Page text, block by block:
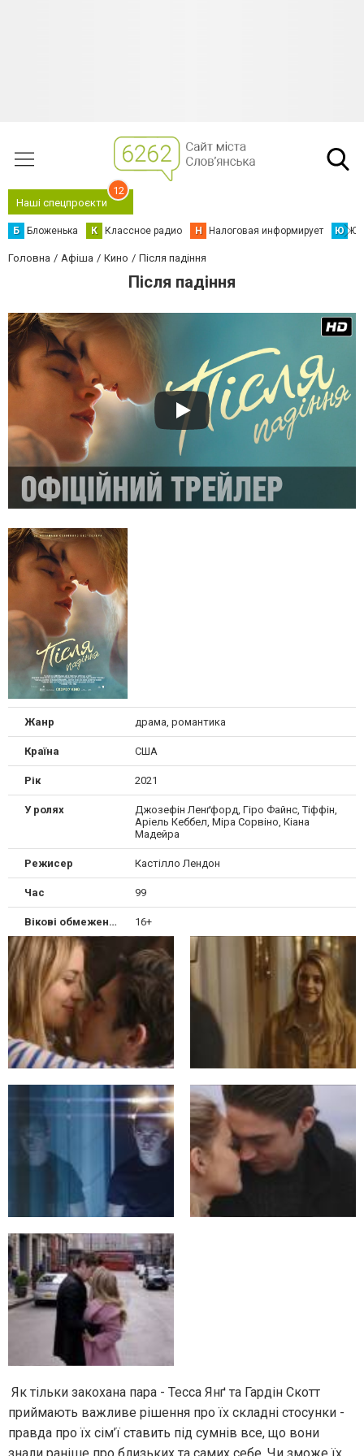
Наші спецпроєкти
12
Б Бложенька К Классное радио Н Налоговая информирует Ю
Головна Афіша Кино Після падіння
Після падіння
Жанр драма, романтика
Країна США
Рік 2021
У ролях
Джозефін Ленґфорд, Гіро Файнс, Тіффін,
Аріель Кеббел, Міра Сорвіно, Кіана
Мадейра
Режисер Кастілло Лендон
Час 99
Вікові обмеження 16+
Як тільки закохана пара - Тесса Янґ та Гардін Скотт
приймають важливе рішення про їх складні стосунки -
правда про їх сім’ї ставить під сумнів все, що вони